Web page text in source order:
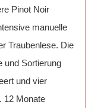
Pinot Noir
manuelle
Traubenlese. Die
und Sortierung
und vier
12 Monate